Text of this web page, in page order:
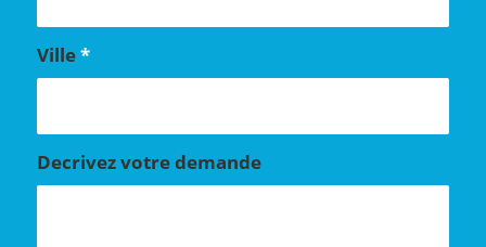
Ville*
Decrivez votre demande